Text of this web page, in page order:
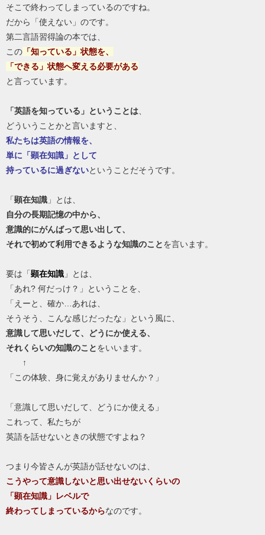
そこで終わってしまっているのですね。
だから「使えない」のです。
第二言語習得論の本では、
この 「知っている」状態を、
「できる」状態へ変える必要がある
と言っています。
「英語を知っている」ということは
どういうことかと言いますと、
私たちは英語の情報を、
単に「顕在知識」として
持っているに過ぎないということだそうです。
「顕在知識 」とは、
自分の長期記憶の中から、
意識的にがんばって思い出して、
それで初めて利用できるような知識のことを言います。
要は「顕在知識 」とは、
「あれ? 何だっけ？」ということを、
「えーと、確か…あれは、
そうそう、こんな感じだったな」という風に、
意識して思いだして、どうにか使える、
それくらいの知識のことをいいます。
↑
「この体験、身に覚えがありませんか？」
「意識して思いだして、どうにか使える」
これって、私たちが
英語を話せないときの状態ですよね？
つまり今皆さんが英語が話せないのは、
こうやって意識しないと思い出せないくらいの
「顕在知識」レベルで
終わってしまっているからなのです。